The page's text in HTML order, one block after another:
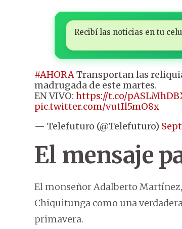
Recibí las noticias en tu
#AHORATransportan las
madrugada de este martes.
EN VIVO: https://t.co/
pic.twitter.com/vutIl5mO8x
— Telefuturo (@Telefuturo)
El mensaje
El monseñor Adalberto
Chiquitunga como una
primavera.